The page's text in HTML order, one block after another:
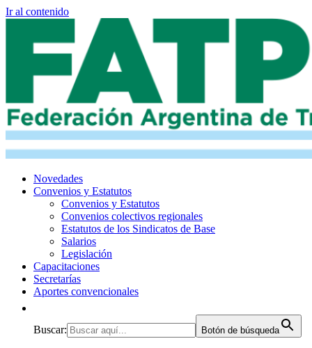
Ir al contenido
Novedades
Convenios y Estatutos
Convenios y Estatutos
Convenios colectivos regionales
Estatutos de los Sindicatos de Base
Salarios
Legislación
Capacitaciones
Secretarías
Aportes convencionales
Buscar: Botón de búsqueda